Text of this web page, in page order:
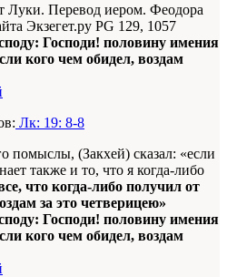
Луки. Перевод иером. Феодора
Экзегет.ру PG 129, 1057
Господи! половину имения
кого чем обидел, воздам
Лк: 19: 8-8
помыслы, (Закхей) сказал: «если
также и то, что я когда-либо
что когда-либо получил от
за это четверицею»
Господи! половину имения
кого чем обидел, воздам